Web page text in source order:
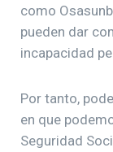
como
pueden dar
incapacidad
Por tanto,
en que
Seguridad